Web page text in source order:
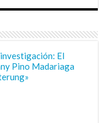
El
Pino Madariaga